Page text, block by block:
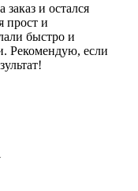
и остался
прост и
быстро и
Рекомендую, если